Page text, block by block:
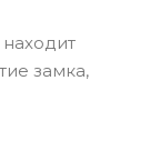
замка,